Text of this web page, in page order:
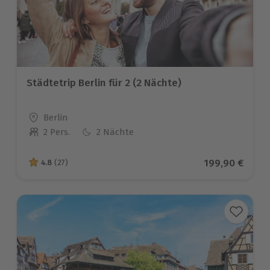
Städtetrip Berlin für 2 (2 Nächte)
Standort
Berlin
Anzahl der Teilnehmer
2 Pers. 2 Nächte
4.8 von 5 Sternen basierend auf 27 Bewertungen
4.8 (27) Aktueller
199,90 €